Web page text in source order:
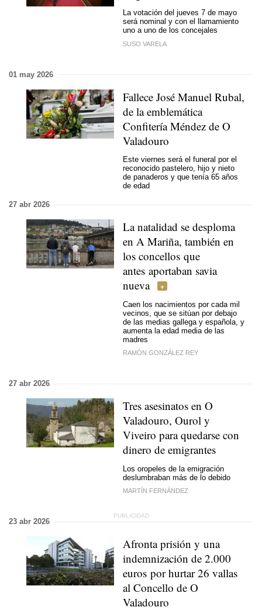
La votación del jueves 7 de mayo
será nominal y con el llamamiento
uno a uno de los concejales
SUSO VARELA
01 may 2026
Fallece José Manuel Rubal,
de la emblemática
Confitería Méndez de O
Valadouro
Este viernes será el funeral por el
reconocido pastelero, hijo y nieto
de panaderos y que tenía 65 años
de edad
27 abr 2026
La natalidad se desploma
en A Mariña, también en
los concellos que
antes aportaban savia
nueva
Caen los nacimientos por cada mil
vecinos, que se sitúan por debajo
de las medias gallega y española, y
aumenta la edad media de las
madres
RAMÓN GONZÁLEZ REY
27 abr 2026
Tres asesinatos en O
Valadouro, Ourol y
Viveiro para quedarse con
dinero de emigrantes
Los oropeles de la emigración
deslumbraban más de lo debido
MARTÍN FERNÁNDEZ
23 abr 2026
Afronta prisión y una
indemnización de 2.000
euros por hurtar 26 vallas
al Concello de O
Valadouro